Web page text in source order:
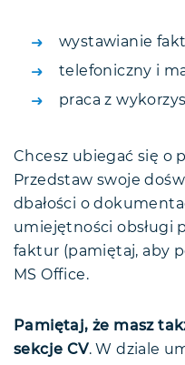
wystawianie
telefoniczny i
praca z
Chcesz ubiegać się o
Przedstaw swoje
dbałości o
umiejętności obsługi
faktur (pamiętaj, aby
MS Office.
Pamiętaj, że masz
sekcje CV. W dziale